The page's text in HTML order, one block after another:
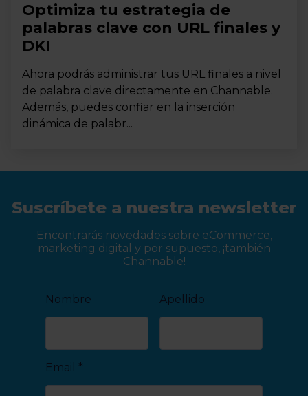
Optimiza tu estrategia de
palabras clave con URL finales y
DKI
Ahora podrás administrar tus URL finales a nivel
de palabra clave directamente en Channable.
Además, puedes confiar en la inserción
dinámica de palabr...
Suscríbete a nuestra newsletter
Encontrarás novedades sobre eCommerce,
marketing digital y por supuesto, ¡también
Channable!
Nombre Apellido
Email *